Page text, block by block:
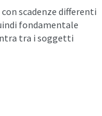
con scadenze differenti
fondamentale
tra i soggetti